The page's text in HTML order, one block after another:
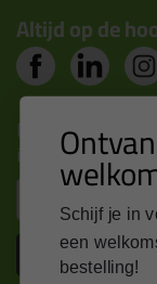
Altijd op de
Nieuws, tips en
inbox
Schijf je in
een
bestelling!